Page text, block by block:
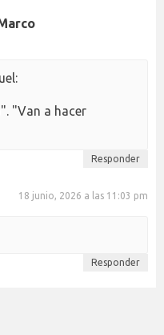
"Van a hacer
Responder
18 junio, 2026 a las 11:03 pm
Responder